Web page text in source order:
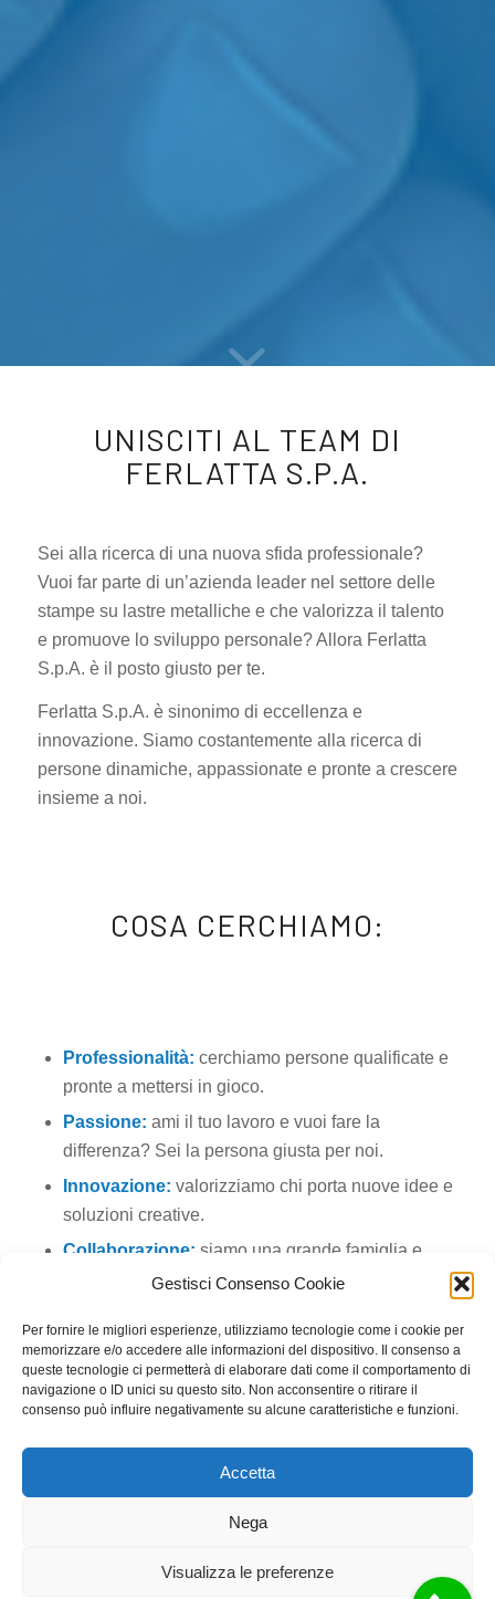
Gestisci Consenso Cookie
Per fornire le migliori esperienze, utilizziamo tecnologie come i cookie per
memorizzare e/o accedere alle informazioni del dispositivo. Il consenso a
queste tecnologie ci permetterà di elaborare dati come il comportamento di
navigazione o ID unici su questo sito. Non acconsentire o ritirare il
consenso può influire negativamente su alcune caratteristiche e funzioni.
Accetta
Nega
Visualizza le preferenze
UNISCITI AL TEAM DI
FERLATTA S.P.A.
Sei alla ricerca di una nuova sfida professionale?
Vuoi far parte di un’azienda leader nel settore delle
stampe su lastre metalliche e che valorizza il talento
e promuove lo sviluppo personale? Allora Ferlatta
S.p.A. è il posto giusto per te.
Ferlatta S.p.A. è sinonimo di eccellenza e
innovazione. Siamo costantemente alla ricerca di
persone dinamiche, appassionate e pronte a crescere
insieme a noi.
COSA CERCHIAMO:
Professionalità: cerchiamo persone qualificate e
pronte a mettersi in gioco.
Passione: ami il tuo lavoro e vuoi fare la
differenza? Sei la persona giusta per noi.
Innovazione: valorizziamo chi porta nuove idee e
soluzioni creative.
Collaborazione: siamo una grande famiglia e
crediamo nella forza del lavoro di squadra.
COSA OFFRIAMO:
continua e opportunità di carriera.